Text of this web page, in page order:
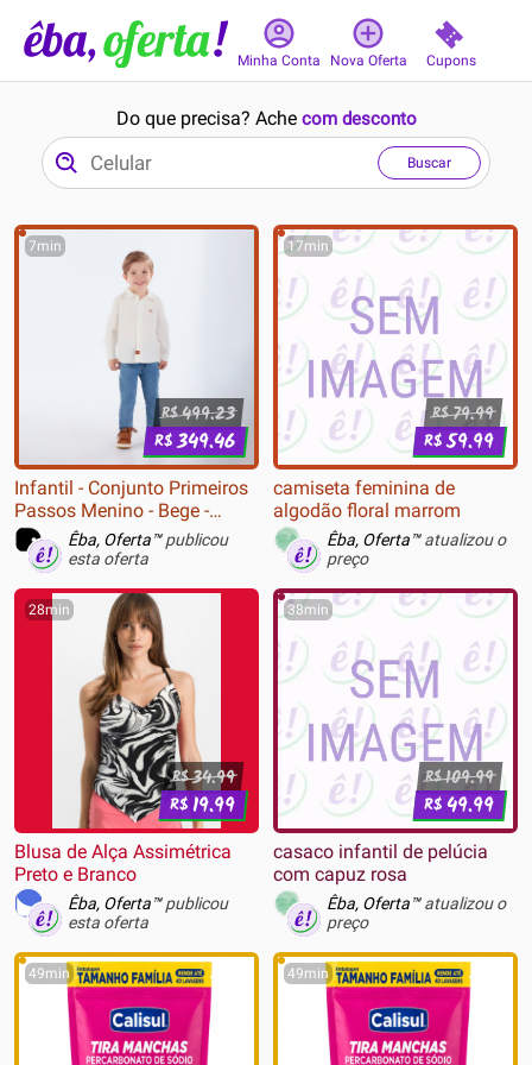
Minha Conta Nova Oferta Cupons
Do que precisa? Ache com desconto
Buscar
7min
R$499.23
R$349.46
Infantil - Conjunto Primeiros
Passos Menino - Bege -
52787-1271Êba, Oferta™publicou
esta oferta
17min
R$79.99
R$59.99
camiseta feminina de
algodão floral marrom
Êba, Oferta™atualizou o
preço
28min
R$34.99
R$19.99
Blusa de Alça Assimétrica
Preto e Branco
Êba, Oferta™publicou
esta oferta
38min
R$109.99
R$49.99
casaco infantil de pelúcia
com capuz rosa
Êba, Oferta™atualizou o
preço
49min 49min